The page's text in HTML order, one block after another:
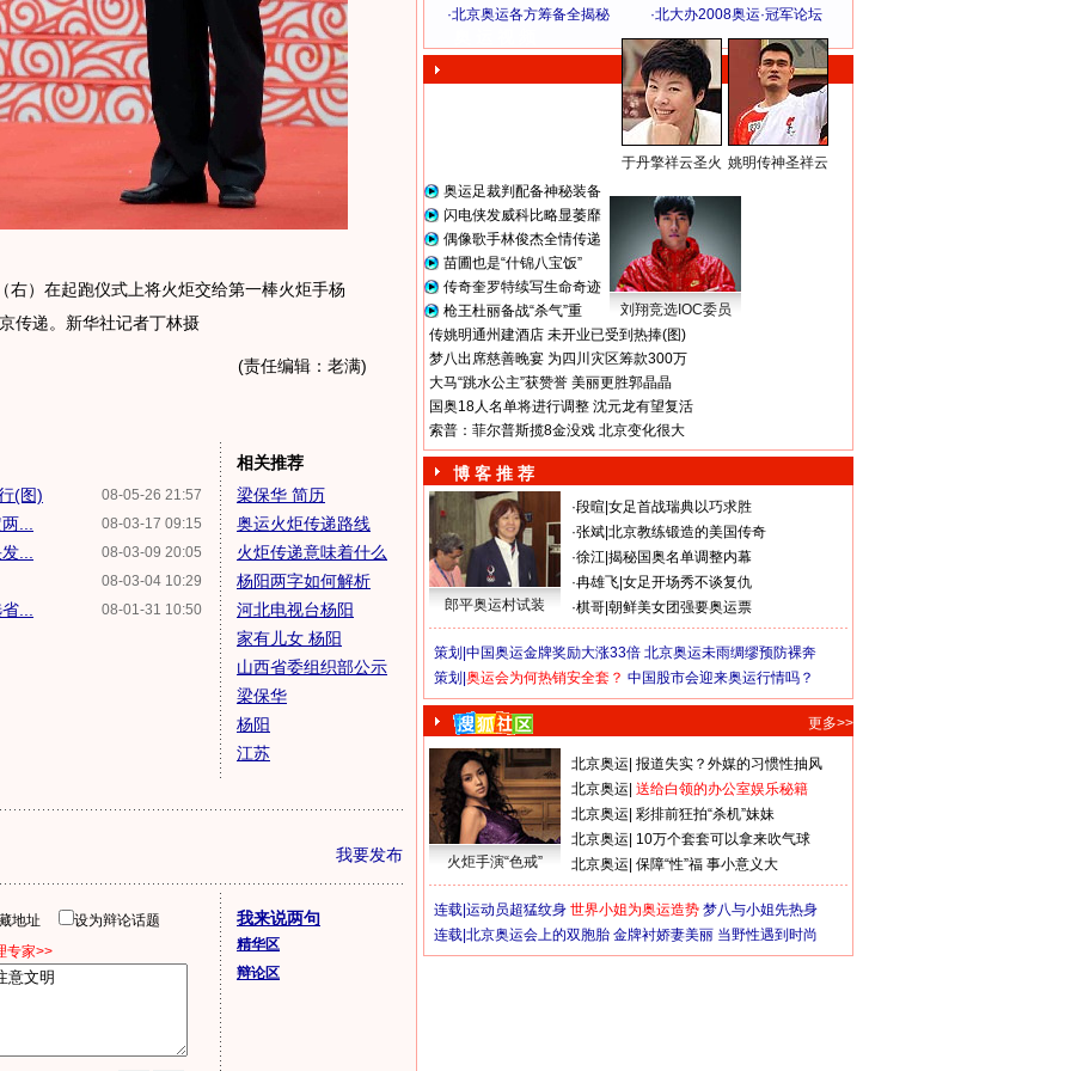
在起跑仪式上将火炬交给第一棒火炬手杨
传递。新华社记者丁林摄
(责任编辑：老满)
08-05-26 21:57
(图)
08-03-17 09:15
...
08-03-09 20:05
...
08-03-04 10:29
08-01-31 10:50
...
相关推荐
梁保华 简历
奥运火炬传递路线
火炬传递意味着什么
杨阳两字如何解析
河北电视台杨阳
家有儿女 杨阳
山西省委组织部公示
梁保华
杨阳
江苏
我要发布
地址
设为辩论话题
专家>>
我来说两句
精华区
辩论区
·北京奥运各方筹备全揭秘 ·北大办2008奥运·冠军论坛
于丹擎祥云圣火 姚明传神圣祥云
奥运足裁判配备神秘装备
闪电侠发威科比略显萎靡
偶像歌手林俊杰全情传递
苗圃也是“什锦八宝饭”
传奇奎罗特续写生命奇迹
枪王杜丽备战“杀气”重
刘翔竞选IOC委员
传姚明通州建酒店 未开业已受到热捧(图)
梦八出席慈善晚宴 为四川灾区筹款300万
大马“跳水公主”获赞誉 美丽更胜郭晶晶
国奥18人名单将进行调整 沈元龙有望复活
索普：菲尔普斯揽8金没戏 北京变化很大
博 客 推 荐
郎平奥运村试装
·段暄 女足首战瑞典以巧求胜
·张斌 北京教练锻造的美国传奇
·徐江 揭秘国奥名单调整内幕
·冉雄飞 女足开场秀不谈复仇
·棋哥 朝鲜美女团强要奥运票
策划| 中国奥运金牌奖励大涨33倍 北京奥运未雨绸缪预防裸奔
策划| 奥运会为何热销安全套？ 中国股市会迎来奥运行情吗？
更多>>
火炬手演“色戒”
北京奥运 报道失实？外媒的习惯性抽风
北京奥运 送给白领的办公室娱乐秘籍
北京奥运 彩排前狂拍“杀机”妹妹
北京奥运 10万个套套可以拿来吹气球
北京奥运 保障“性”福 事小意义大
连载| 运动员超猛纹身 世界小姐为奥运造势 梦八与小姐先热身
连载| 北京奥运会上的双胞胎 金牌衬娇妻美丽 当野性遇到时尚